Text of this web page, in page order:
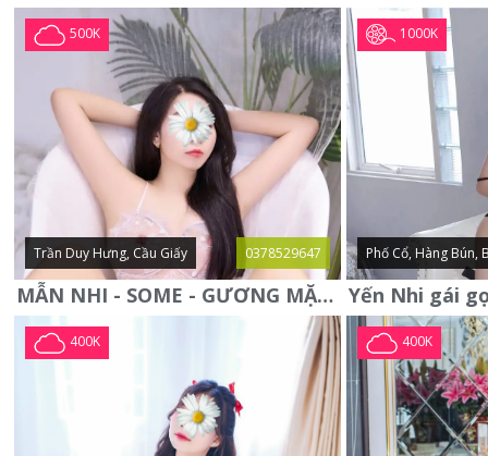
500K
Trần Duy Hưng, Cầu Giấy 0378529647
MẪN NHI - SOME - GƯƠNG MẶT XINH XẮN -CỰC CHIỀU KHÁCH
1000K
Phố Cổ, Hàng Bún,
400K 400K